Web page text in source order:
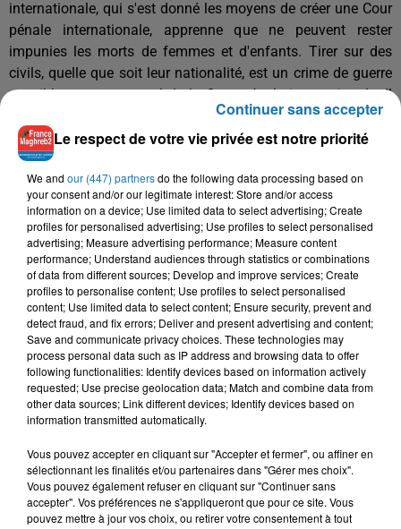
internationale, qui s'est donné les moyens de créer une Cour
pénale internationale, apprenne que ne peuvent rester
impunies les morts de femmes et d'enfants. Tirer sur des
civils, quelle que soit leur nationalité, est un crime de guerre
passible en tant que tel de la Cour pénale internationale. Il
faut donc que celle-ci intervienne. Par ailleurs, l'urgence
sanitaire, alimentaire et économique impose la levée du
blocus pour que Gaza puisse respirer. Aujourd'hui, Gaza est
comme un c�?ur qui bat de moins en moins, qui fibrille de
plus en plus parce que tout le monde appuie dessus en
l'enfermant dans une caisse. Tant que nous ne serons pas
en mesure de faire pression sur nos propres gouvernements
et que ceux-ci ne se décideront pas à imposer une politique
au niveau international, les choses continueront à aller de
mal en pis. »
- En lire plus sur : http://www.humanite.fr
Le respect de votre vie privée est notre priorité
We and our (447) partnersdo the following data processing based on
your consent and/or our legitimate interest: Store and/or access
information on a device; Use limited data to select advertising; Create
profiles for personalised advertising; Use profiles to select personalised
advertising; Measure advertising performance; Measure content
performance; Understand audiences through statistics or combinations
of data from different sources; Develop and improve services; Create
profiles to personalise content; Use profiles to select personalised
content; Use limited data to select content; Ensure security, prevent and
detect fraud, and fix errors; Deliver and present advertising and content;
Save and communicate privacy choices. These technologies may
process personal data such as IP address and browsing data to offer
following functionalities: Identify devices based on information actively
requested; Use precise geolocation data; Match and combine data from
other data sources; Link different devices; Identify devices based on
information transmitted automatically.
Vous pouvez accepter en cliquant sur "Accepter et fermer", ou affiner en
sélectionnant les finalités et/ou partenaires dans "Gérer mes choix".
Vous pouvez également refuser en cliquant sur "Continuer sans
accepter". Vos préférences ne s'appliqueront que pour ce site. Vous
pouvez mettre à jour vos choix, ou retirer votre consentement à tout
Continuer sans accepter